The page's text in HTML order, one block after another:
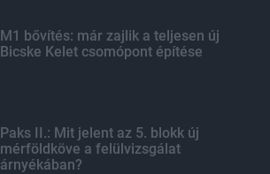
M1 bővítés: már zajlik a teljesen új
Bicske Kelet csomópont építése
Paks II.: Mit jelent az 5. blokk új
mérföldköve a felülvizsgálat
árnyékában?